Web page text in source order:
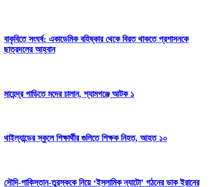
বাকৃবিতে সংঘর্ষ: একাডেমিক বহিষ্কার থেকে বিরত থাকতে প্রশাসনকে
ছাত্রদলের আহ্বান
মাহেন্দ্র গাড়িতে মদের চালান, শ্যামগঞ্জে আটক ১
থাইল্যান্ডের স্কুলে শিক্ষার্থীর গুলিতে শিক্ষক নিহত, আহত ১০
সৌদি-পাকিস্তান-তুরস্ককে নিয়ে ‘ইসলামিক ন্যাটো’ গঠনের ডাক ইরানের